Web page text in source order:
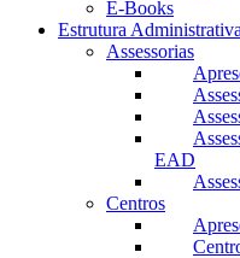
E-Books
Estrutura
Assessorias
EAD
Centros